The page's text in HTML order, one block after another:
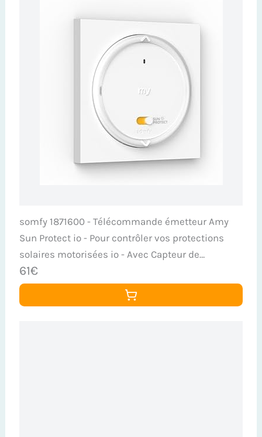
somfy 1871600 - Télécommande émetteur Amy
Sun Protect io - Pour contrôler vos protections
solaires motorisées io - Avec Capteur de
Température - Compatible Tahoma Switch
61€